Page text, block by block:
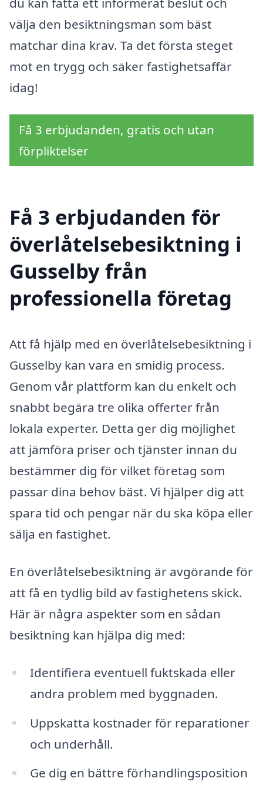
välja den besiktningsman som bäst
matchar dina krav. Ta det första steget
mot en trygg och säker fastighetsaffär
idag!
Få 3 erbjudanden, gratis och utan
förpliktelser
Få 3 erbjudanden för
överlåtelsebesiktning i
Gusselby från
professionella företag
Att få hjälp med en överlåtelsebesiktning i
Gusselby kan vara en smidig process.
Genom vår plattform kan du enkelt och
snabbt begära tre olika offerter från
lokala experter. Detta ger dig möjlighet
att jämföra priser och tjänster innan du
bestämmer dig för vilket företag som
passar dina behov bäst. Vi hjälper dig att
spara tid och pengar när du ska köpa eller
sälja en fastighet.
En överlåtelsebesiktning är avgörande för
att få en tydlig bild av fastighetens skick.
Här är några aspekter som en sådan
besiktning kan hjälpa dig med:
Identifiera eventuell fuktskada eller
andra problem med byggnaden.
Uppskatta kostnader för reparationer
och underhåll.
Ge dig en bättre förhandlingsposition